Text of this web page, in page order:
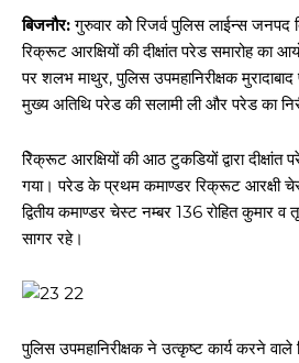
बिजनौर:गुरुवार कोे रिजर्व पुलिस लाईन्स
रिक्रूट आरक्षियों की दीक्षांत परेड समारोह का
पर शलभ माथुर, पुलिस उपमहानिरीक्षक मुरादाबाद
मुख्य अतिथि परेड की सलामी ली और परेड का
रिेक्रूट आरक्षियों की आठ टुकडियों द्वारा दीक्षांत
गया। परेड के प्रथम कमाण्डर रिक्रूट आरक्षी
द्वितीय कमाण्डर चेस्ट नम्बर 136 रोहित कुमार
सागर रहे।
पुलिस उपमहानिरीक्षक ने उत्कृष्ट कार्य करने